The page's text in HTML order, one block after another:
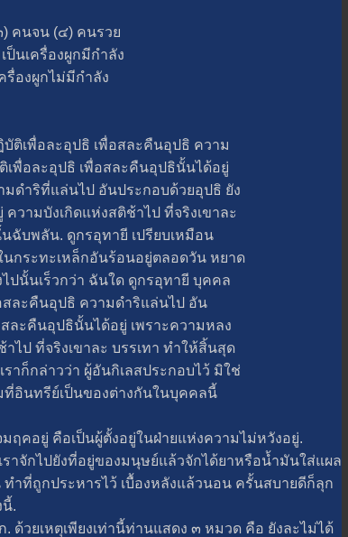
คนจน (๔) คนรว
เครื่องผูกมีกำลัง
องผูกไม่มีกำลัง
พื่อละอุปธิ เพื่อสละคืนอุปธิ ความ
พื่อละอุปธิ เพื่อสละคืนอุปธินั้นได้อยู่
มดำริที่แล่นไป อันประกอบด้วยอุปธิ ยัง
วามบังเกิดแห่งสติช้าไป ที่จริงเขาละ
ฉับพลัน. ดูกรอุทายี เปรียบเหมือน
กระทะเหล็กอันร้อนอยู่ตลอดวัน หยาด
ปนั้นเร็วกว่า ฉันใด ดูกรอุทายี บุคคล
ละคืนอุปธิ ความดำริแล่นไป อัน
ละคืนอุปธินั้นได้อยู่ เพราะความหลง
ไป ที่จริงเขาละ บรรเทา ทำให้สิ้นสุด
ก็กล่าวว่า ผู้อันกิเลสประกอบไว้ มิใช่
ที่อินทรีย์เป็นของต่างกันในบุคคลนี้
อยู่ คือเป็นผู้ตั้งอยู่ในฝ่ายแห่งความไม่หวังอยู่.
กไปยังที่อยู่ของมนุษย์แล้วจักได้ยาหรือน้ำมันใส่แผล
ำที่ถูกประหารไว้ เบื้องหลังแล้วนอน ครั้นสบายดีก็ลุก
นี้.
เหตุเพียงเท่านี้ท่านแสดง ๓ หมวด คือ ยังละไม่ได้